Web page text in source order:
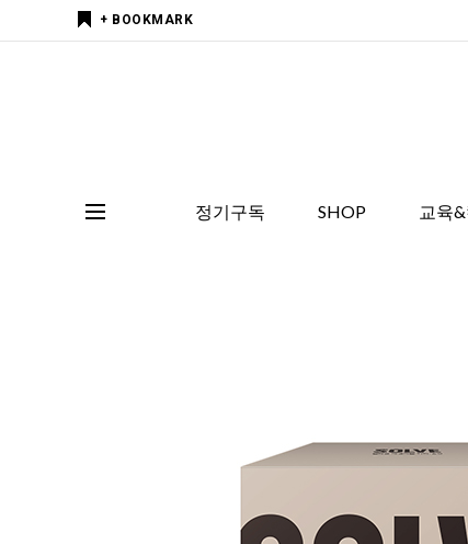
+ BOOKMARK
정기구독 SHOP 교육